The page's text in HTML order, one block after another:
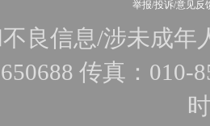
举报/投诉/意见反
良信息/涉未成年
传真：010-